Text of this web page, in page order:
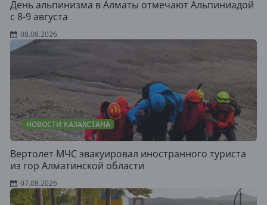
День альпинизма в Алматы отмечают Альпиниадой
с 8-9 августа
08.08.2026
НОВОСТИ КАЗАХСТАНА
Вертолет МЧС эвакуировал иностранного туриста
из гор Алматинской области
07.08.2026